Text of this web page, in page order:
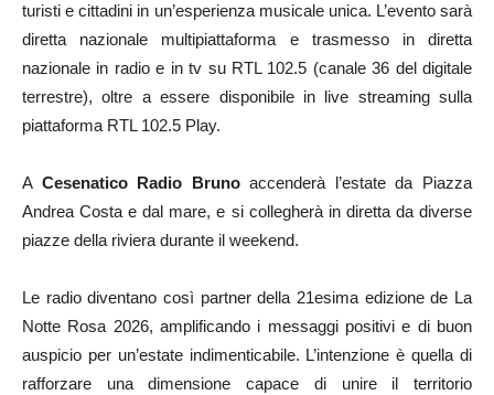
turisti e cittadini in un’esperienza musicale unica. L’evento sarà
diretta nazionale multipiattaforma e trasmesso in diretta
nazionale in radio e in tv su RTL 102.5 (canale 36 del digitale
terrestre), oltre a essere disponibile in live streaming sulla
piattaforma RTL 102.5 Play.
A Cesenatico Radio Brunoaccenderà l’estate da Piazza
Andrea Costa e dal mare, e si collegherà in diretta da diverse
piazze della riviera durante il weekend.
Le radio diventano così partner della 21esima edizione de La
Notte Rosa 2026, amplificando i messaggi positivi e di buon
auspicio per un’estate indimenticabile. L’intenzione è quella di
rafforzare una dimensione capace di unire il territorio